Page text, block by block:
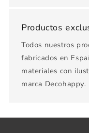
Productos
Todos nuestros
fabricados en
materiales con
marca Decohappy.